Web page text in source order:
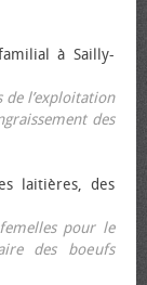
à Sailly-
de l’exploitation
des
laitières, des
pour le
des bœufs